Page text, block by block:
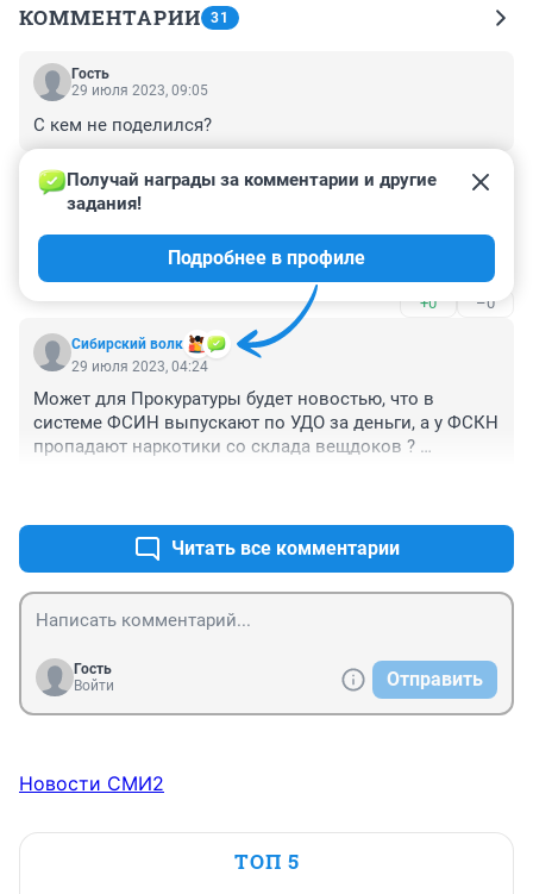
КОММЕНТАРИИ 31
Гость
29 июля 2023, 09:05
С кем не поделился?
–0
Гость
Что поделать живём дальше
+0 –0
Сибирский волк
Получай награды за комментарии и другие
задания!
Подробнее в профиле
29 июля 2023, 04:24
Может для Прокуратуры будет новостью, что в
системе ФСИН выпускают по УДО за деньги, а у ФСКН
пропадают наркотики со склада вещдоков ?
Читать все комментарии
Гость
Войти
Отправить
Новости СМИ2
ТОП 5